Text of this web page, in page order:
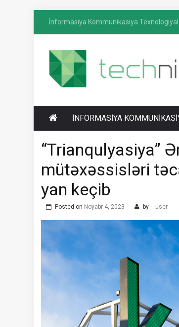
İnformasiya Kommunikasiya
TECHNIMUM
İnformasiya-kommunikasiya
üzrə media platforması
İNFORMASIYA
“Trianqulyasiya”
mütəxəssisləri
yan keçib
Posted on Noyabr 4, 2023 by user